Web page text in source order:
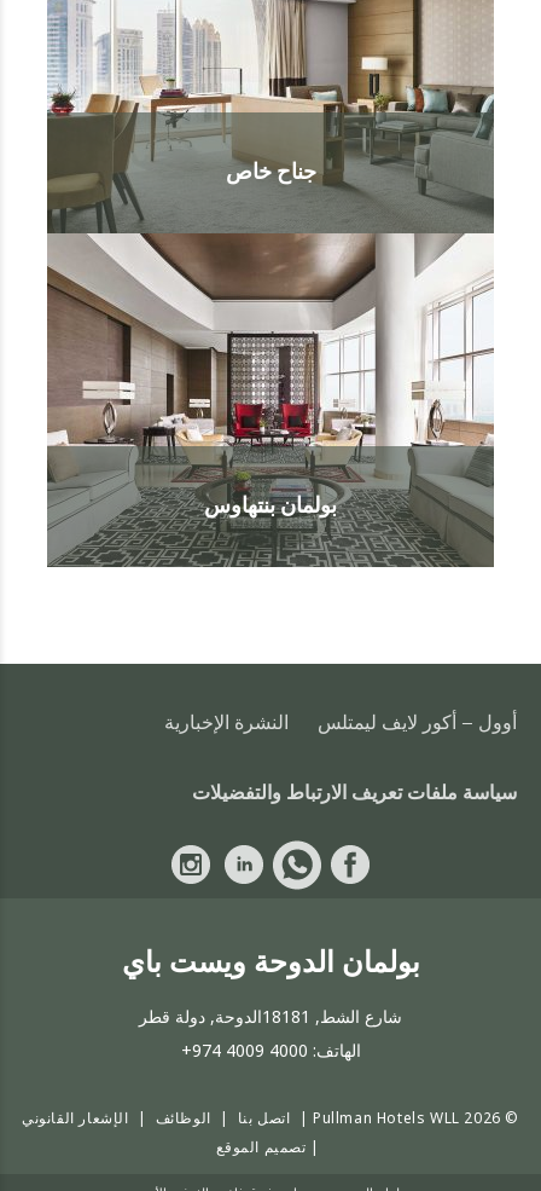
جناح خاص
بولمان بنتهاوس
أوول - أكور لايف ليمتلس النشرة الإخبارية
سياسة ملفات تعريف الارتباط والتفضيلات
بولمان الدوحة ويست باي
شارع الشط, 18181الدوحة, دولة قطر
الهاتف: +974 4009 4000
© 2026 Pullman Hotels WLL | اتصل بنا | الوظائف | الإشعار القانوني
| تصميم الموقع